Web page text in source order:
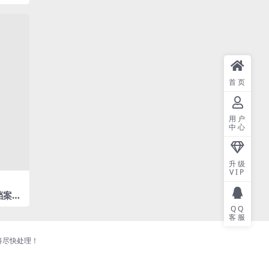
案
快处理！
首页
用户
中心
升级
VIP
QQ
客服